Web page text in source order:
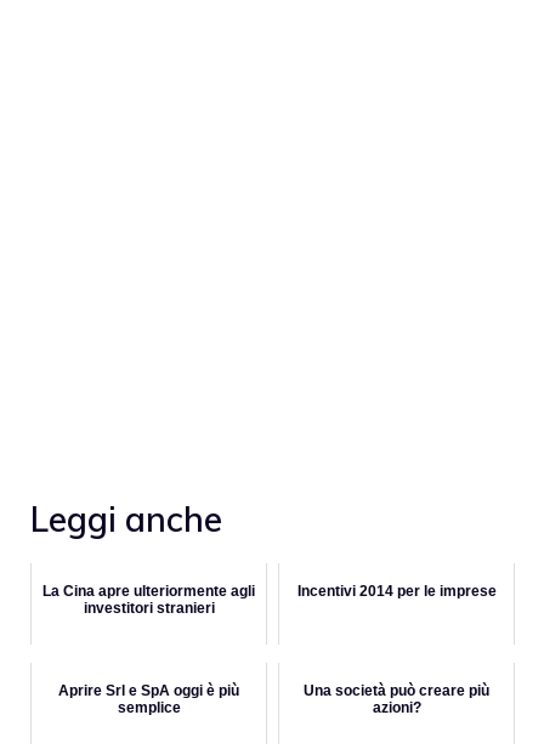
Leggi anche
La Cina apre ulteriormente agli
investitori stranieri
Incentivi 2014 per le imprese
Aprire Srl e SpA oggi è più
semplice
Una società può creare più
azioni?